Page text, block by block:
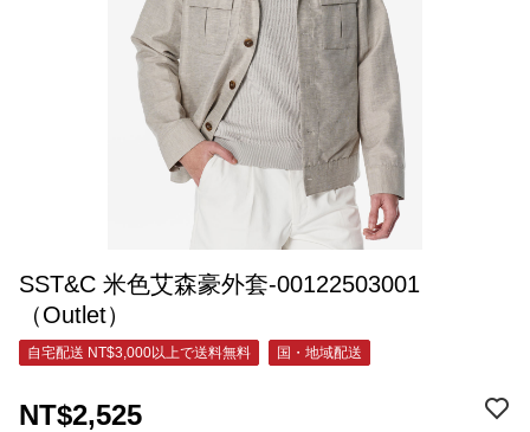
SST&C 米色艾森豪外套-00122503001
（Outlet）
自宅配送 NT$3,000以上で送料無料 国・地域配送
NT$2,525